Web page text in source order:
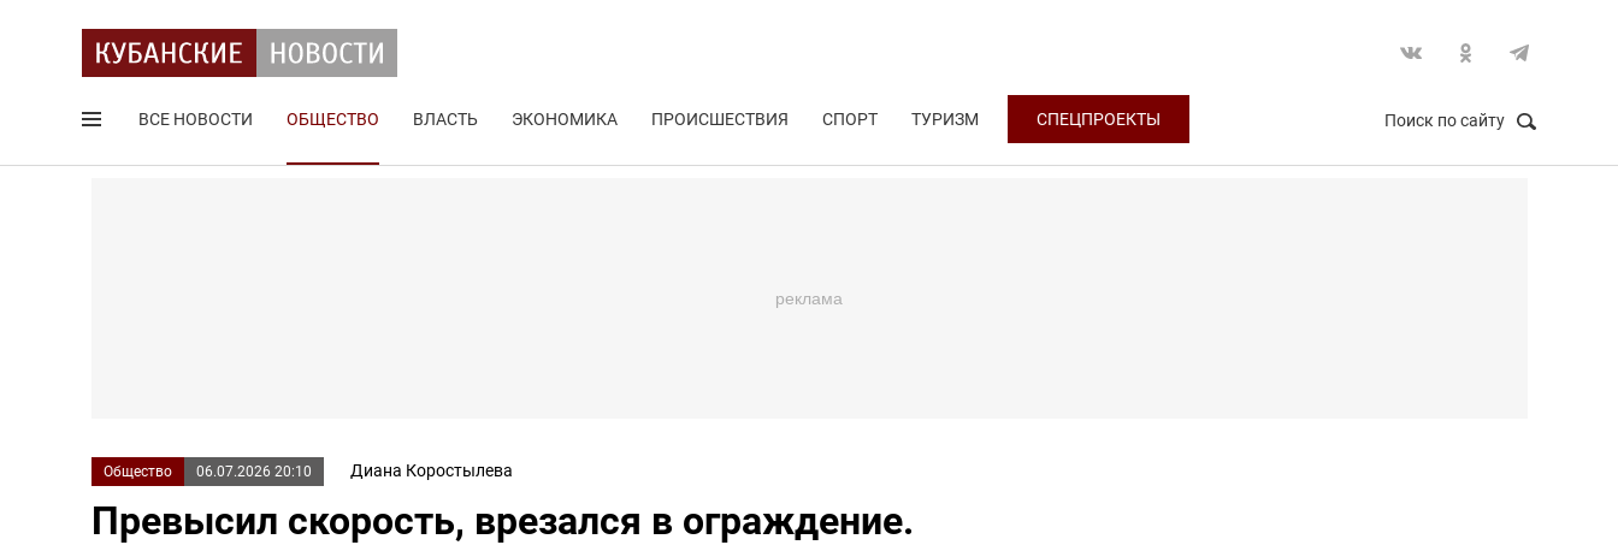
ВСЕ НОВОСТИ ОБЩЕСТВО ВЛАСТЬ ЭКОНОМИКА ПРОИСШЕСТВИЯ СПОРТ ТУРИЗМ СПЕЦПРОЕКТЫ Поиск по сайту
Общество 06.07.2026 20:10 Диана Коростылева
Превысил скорость, врезался в ограждение.